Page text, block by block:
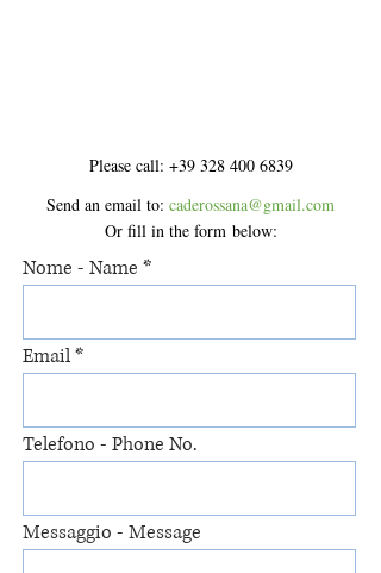
Please call: +39 328 400 6839
Send an email to: caderossana@gmail.com
Or fill in the form below:
Nome - Name
Email
Telefono - Phone No.
Messaggio - Message